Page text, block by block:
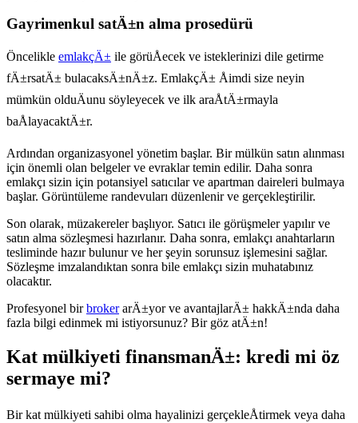
Gayrimenkul satÄ±n alma prosedürü
Öncelikle emlakçÄ± ile görüÅecek ve isteklerinizi dile getirme
fÄ±rsatÄ± bulacaksÄ±nÄ±z. EmlakçÄ± Åimdi size neyin
mümkün olduÄunu söyleyecek ve ilk araÅtÄ±rmayla
baÅlayacaktÄ±r.
Ardından organizasyonel yönetim başlar. Bir mülkün satın alınması
için önemli olan belgeler ve evraklar temin edilir. Daha sonra
emlakçı sizin için potansiyel satıcılar ve apartman daireleri bulmaya
başlar. Görüntüleme randevuları düzenlenir ve gerçekleştirilir.
Son olarak, müzakereler başlıyor. Satıcı ile görüşmeler yapılır ve
satın alma sözleşmesi hazırlanır. Daha sonra, emlakçı anahtarların
tesliminde hazır bulunur ve her şeyin sorunsuz işlemesini sağlar.
Sözleşme imzalandıktan sonra bile emlakçı sizin muhatabınız
olacaktır.
Profesyonel birbrokerarÄ±yor ve avantajlarÄ± hakkÄ±nda daha
fazla bilgi edinmek mi istiyorsunuz? Bir göz atÄ±n!
Kat mülkiyeti finansmanÄ±: kredi mi öz
sermaye mi?
Bir kat mülkiyeti sahibi olma hayalinizi gerçekleÅtirmek veya daha